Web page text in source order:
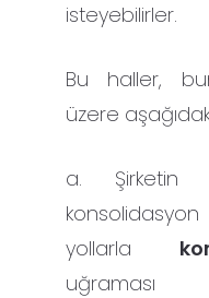
isteyebilirler.
Bu haller,
üzere
a. Şirketin
yollarla
uğraması